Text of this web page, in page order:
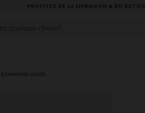
PROFITEZ DE LA LIVRAISON & DU
Ensembles courts